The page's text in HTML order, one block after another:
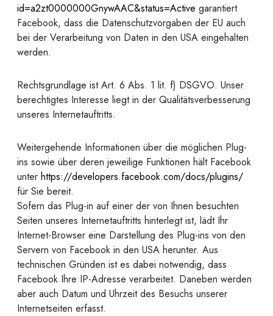
id=a2zt0000000GnywAAC&status=Active garantiert
Facebook, dass die Datenschutzvorgaben der EU auch
bei der Verarbeitung von Daten in den USA eingehalten
werden.
Rechtsgrundlage ist Art. 6 Abs. 1 lit. f) DSGVO. Unser
berechtigtes Interesse liegt in der Qualitätsverbesserung
unseres Internetauftritts.
Weitergehende Informationen über die möglichen Plug-
ins sowie über deren jeweilige Funktionen hält Facebook
unter https://developers.facebook.com/docs/plugins/
für Sie bereit.
Sofern das Plug-in auf einer der von Ihnen besuchten
Seiten unseres Internetauftritts hinterlegt ist, lädt Ihr
Internet-Browser eine Darstellung des Plug-ins von den
Servern von Facebook in den USA herunter. Aus
technischen Gründen ist es dabei notwendig, dass
Facebook Ihre IP-Adresse verarbeitet. Daneben werden
aber auch Datum und Uhrzeit des Besuchs unserer
Internetseiten erfasst.